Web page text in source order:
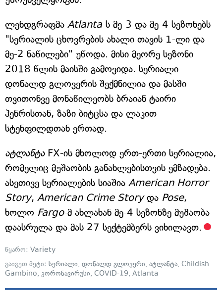
ლენდგრაფმა Atlanta-ს მე-3 და მე-4 სეზონებს
"სერიალის ცხოვრების ახალი თავის 1-ლი და
მე-2 ნაწილები" უწოდა. მისი მეორე სეზონი
2018 წლის მაისში გამოვიდა. სერიალი
დონალდ გლოვერის შექმნილია და მასში
თვითონვე მონაწილეობს ბრაიან ტაირი
ჰენრისთან, ზაზი ბიტცსა და ლაკით
სტენფილდთან ერთად.
ატლანტაFX-ის მხოლოდ ერთ-ერთი სერიალია,
რომელიც მუშაობის განახლებისთვის ემზადება.
ასეთივე სერიალების სიაშია American Horror
Story, American Crime Storyდა Pose,
ხოლო Fargo-მ ახლახან მე-4 სეზონზე მუშაობა
დაასრულა და მას 27 სექტემბერს ვიხილავთ.
წყარო: Variety
გაიგეთ მეტი: სერიალი, დონალდ გლოვერი, ატლანტა, Childish
Gambino, კორონავირუსი, COVID-19, Atlanta